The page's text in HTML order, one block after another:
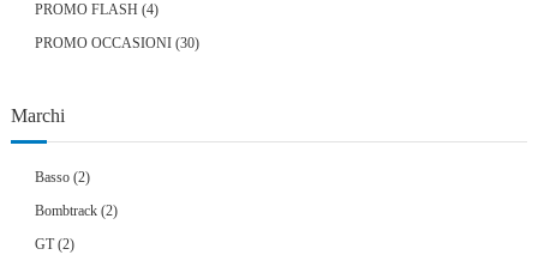
PROMO FLASH 44
PROMO OCCASIONI 3030
Marchi
Basso (2)
Bombtrack (2)
GT (2)